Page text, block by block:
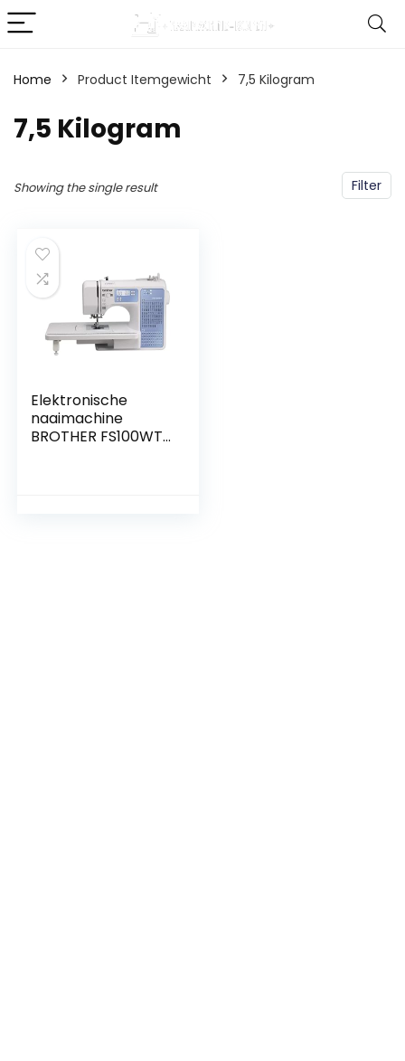
Home Product Itemgewicht ‎7,5 Kilogram
‎7,5 Kilogram
Filter
Showing the single result
Elektronische
naaimachine
BROTHER FS100WT